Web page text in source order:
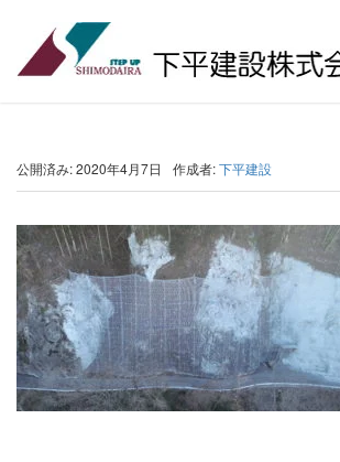
公開済み: 2020年4月7日 作成者:下平建設